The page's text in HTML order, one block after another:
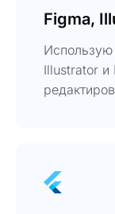
Figma,
Illustrator и